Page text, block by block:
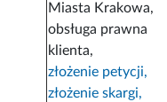
Miasta Krakowa,
obsługa prawna
klienta,
złożenie petycji,
złożenie skargi,